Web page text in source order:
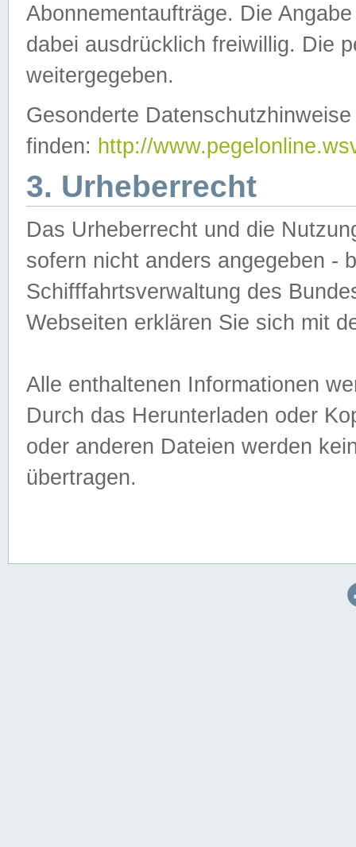
Abonnementaufträge. Die
dabei ausdrücklich freiwillig. Die
weitergegeben.
Gesonderte
finden: http://
3. Urheberrecht
Das Urheberrecht und die
sofern nicht anders angegeben -
Schifffahrtsverwaltung des
Webseiten erklären Sie sich mit
Alle enthaltenen Informationen
Durch das Herunterladen oder
oder anderen Dateien werden
übertragen.